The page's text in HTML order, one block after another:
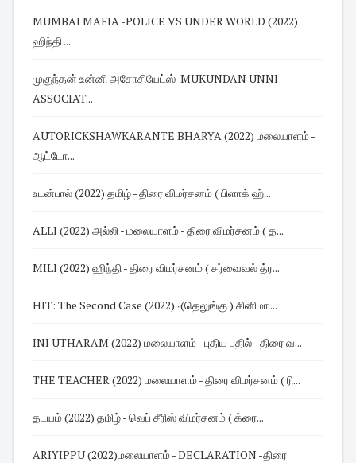
MUMBAI MAFIA -POLICE VS UNDER WORLD (2022)
ஹிந்தி ...
முகுந்தன் உன்னி அசோசியேட்ஸ்-MUKUNDAN UNNI
ASSOCIAT...
AUTORICKSHAWKARANTE BHARYA (2022) மலையாளம் -
ஆட்டோ...
உடன்பால் (2022) தமிழ் - திரை விமர்சனம் ( பிளாக் ஹ்...
ALLI (2022) அல்லி - மலையாளம் - திரை விமர்சனம் ( த...
MILI (2022) ஹிந்தி - திரை விமர்சனம் ( சர்வைவல் த்ர...
HIT: The Second Case (2022) ‧(தெலுங்கு ) சினிமா ...
INI UTHARAM (2022) மலையாளம் - புதிய பதில் - திரை வ...
THE TEACHER (2022) மலையாளம் - திரை விமர்சனம் ( ரி...
தடயம் (2022) தமிழ் - வெப் சீரிஸ் விமர்சனம் ( க்ரை...
ARIYIPPU (2022)மலையாளம் - DECLARATION -திரை